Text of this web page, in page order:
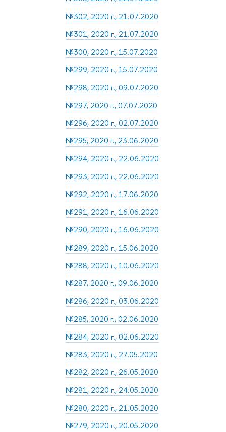
№302, 2020 г., 21.07.2020
№301, 2020 г., 21.07.2020
№300, 2020 г., 15.07.2020
№299, 2020 г., 15.07.2020
№298, 2020 г., 09.07.2020
№297, 2020 г., 07.07.2020
№296, 2020 г., 02.07.2020
№295, 2020 г., 23.06.2020
№294, 2020 г., 22.06.2020
№293, 2020 г., 22.06.2020
№292, 2020 г., 17.06.2020
№291, 2020 г., 16.06.2020
№290, 2020 г., 16.06.2020
№289, 2020 г., 15.06.2020
№288, 2020 г., 10.06.2020
№287, 2020 г., 09.06.2020
№286, 2020 г., 03.06.2020
№285, 2020 г., 02.06.2020
№284, 2020 г., 02.06.2020
№283, 2020 г., 27.05.2020
№282, 2020 г., 26.05.2020
№281, 2020 г., 24.05.2020
№280, 2020 г., 21.05.2020
№279, 2020 г., 20.05.2020